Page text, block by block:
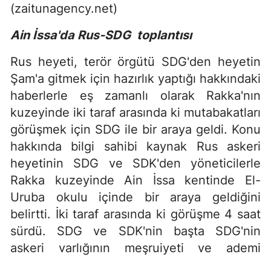
(zaitunagency.net)
Ain İssa'da Rus-SDG toplantısı
Rus heyeti, terör örgütü SDG'den heyetin
Şam'a gitmek için hazırlık yaptığı hakkındaki
haberlerle eş zamanlı olarak Rakka'nın
kuzeyinde iki taraf arasında ki mutabakatları
görüşmek için SDG ile bir araya geldi. Konu
hakkında bilgi sahibi kaynak Rus askeri
heyetinin SDG ve SDK'den yöneticilerle
Rakka kuzeyinde Ain İssa kentinde El-
Uruba okulu içinde bir araya geldiğini
belirtti. İki taraf arasında ki görüşme 4 saat
sürdü. SDG ve SDK'nin başta SDG'nin
askeri varlığının meşruiyeti ve ademi